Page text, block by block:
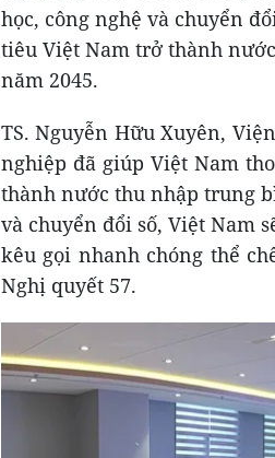
học, công nghệ và chuyển
tiêu Việt Nam trở thành
năm 2045.
TS. Nguyễn Hữu Xuyên,
nghiệp đã giúp Việt Nam
thành nước thu nhập trung
và chuyển đổi số, Việt Nam
kêu gọi nhanh chóng thể
Nghị quyết 57.